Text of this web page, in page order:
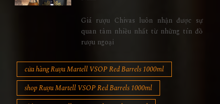
Giá rượu Chivas luôn nhận được sự
quan tâm nhiều nhất từ những tín đồ
rượu ngoại
cửa hàng Rượu Martell VSOP Red Barrels 1000ml
shop Rượu Martell VSOP Red Barrels 1000ml